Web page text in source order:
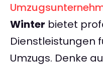
Winter bietet
Dienstleistungen
Umzugs. Denke